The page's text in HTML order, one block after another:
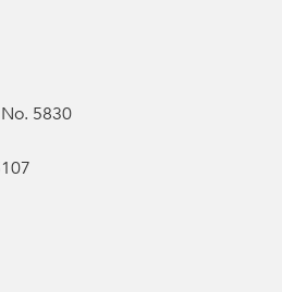
5830